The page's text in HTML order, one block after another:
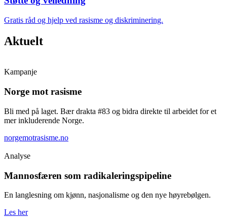
Gratis råd og hjelp ved rasisme og diskriminering.
Aktuelt
Kampanje
Norge mot rasisme
Bli med på laget. Bær drakta #83 og bidra direkte til arbeidet for et
mer inkluderende Norge.
norgemotrasisme.no
Analyse
Mannosfæren som radikaleringspipeline
En langlesning om kjønn, nasjonalisme og den nye høyrebølgen.
Les her